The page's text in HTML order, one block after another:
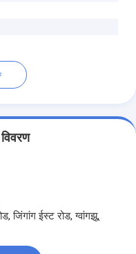
जिंगांग ईस्ट रोड, ग्वांगझू,